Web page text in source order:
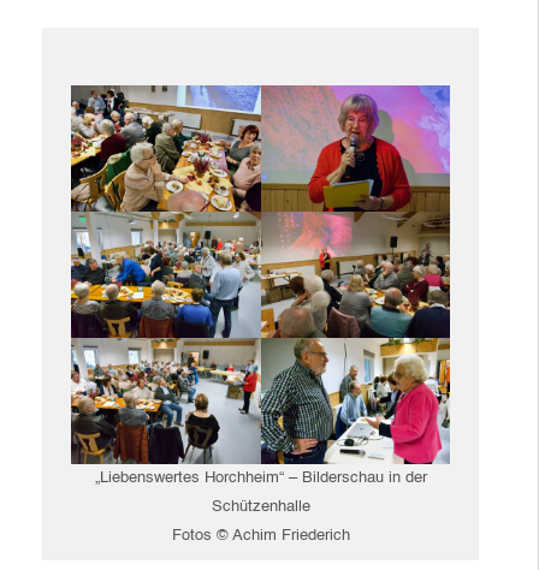
„Liebenswertes Horchheim“ – Bilderschau in der
Schützenhalle
Fotos © Achim Friederich